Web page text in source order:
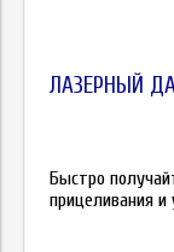
ЛАЗЕРНЫЙ
Быстро
прицеливания